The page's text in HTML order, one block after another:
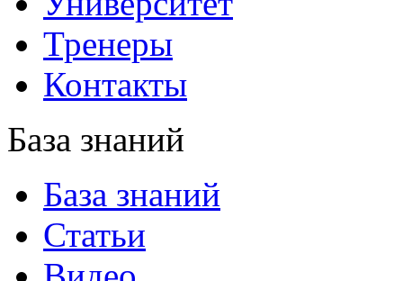
Тренеры
Контакты
База знаний
База знаний
Статьи